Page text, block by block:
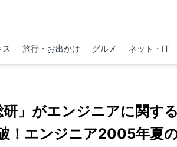
旅行・お出かけ グルメ ネット・IT
」がエンジニアに関す
！エンジニア2005年夏